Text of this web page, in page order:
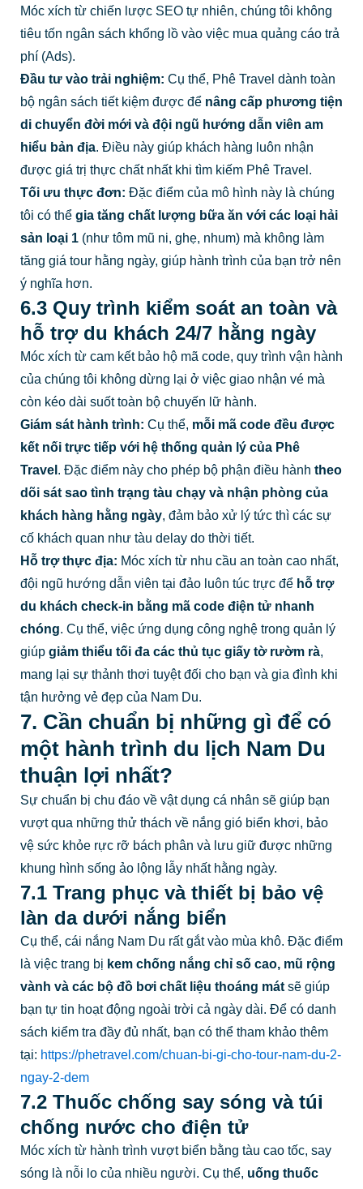
Móc xích từ chiến lược SEO tự nhiên, chúng tôi không
tiêu tốn ngân sách khổng lồ vào việc mua quảng cáo trả
phí (Ads).
Đầu tư vào trải nghiệm: Cụ thể, Phê Travel dành toàn
bộ ngân sách tiết kiệm được để nâng cấp phương tiện
di chuyển đời mới và đội ngũ hướng dẫn viên am
hiểu bản địa. Điều này giúp khách hàng luôn nhận
được giá trị thực chất nhất khi tìm kiếm Phê Travel.
Tối ưu thực đơn: Đặc điểm của mô hình này là chúng
tôi có thể gia tăng chất lượng bữa ăn với các loại hải
sản loại 1(như tôm mũ ni, ghẹ, nhum) mà không làm
tăng giá tour hằng ngày, giúp hành trình của bạn trở nên
ý nghĩa hơn.
6.3 Quy trình kiểm soát an toàn và
hỗ trợ du khách 24/7 hằng ngày
Móc xích từ cam kết bảo hộ mã code, quy trình vận hành
của chúng tôi không dừng lại ở việc giao nhận vé mà
còn kéo dài suốt toàn bộ chuyến lữ hành.
Giám sát hành trình: Cụ thể, mỗi mã code đều được
kết nối trực tiếp với hệ thống quản lý của Phê
Travel . Đặc điểm này cho phép bộ phận điều hành theo
dõi sát sao tình trạng tàu chạy và nhận phòng của
khách hàng hằng ngày, đảm bảo xử lý tức thì các sự
cố khách quan như tàu delay do thời tiết.
Hỗ trợ thực địa: Móc xích từ nhu cầu an toàn cao nhất,
đội ngũ hướng dẫn viên tại đảo luôn túc trực để hỗ trợ
du khách check-in bằng mã code điện tử nhanh
chóng. Cụ thể, việc ứng dụng công nghệ trong quản lý
giúp giảm thiểu tối đa các thủ tục giấy tờ rườm rà,
mang lại sự thảnh thơi tuyệt đối cho bạn và gia đình khi
tận hưởng vẻ đẹp của Nam Du.
7. Cần chuẩn bị những gì để có
một hành trình du lịch Nam Du
thuận lợi nhất?
Sự chuẩn bị chu đáo về vật dụng cá nhân sẽ giúp bạn
vượt qua những thử thách về nắng gió biển khơi, bảo
vệ sức khỏe rực rỡ bách phân và lưu giữ được những
khung hình sống ảo lộng lẫy nhất hằng ngày.
7.1 Trang phục và thiết bị bảo vệ
làn da dưới nắng biển
Cụ thể, cái nắng Nam Du rất gắt vào mùa khô. Đặc điểm
là việc trang bị kem chống nắng chỉ số cao, mũ rộng
vành và các bộ đồ bơi chất liệu thoáng mátsẽ giúp
bạn tự tin hoạt động ngoài trời cả ngày dài. Để có danh
sách kiểm tra đầy đủ nhất, bạn có thể tham khảo thêm
tại: https://phetravel.com/chuan-bi-gi-cho-tour-nam-du-2-
ngay-2-dem
7.2 Thuốc chống say sóng và túi
chống nước cho điện tử
Móc xích từ hành trình vượt biển bằng tàu cao tốc, say
sóng là nỗi lo của nhiều người. Cụ thể, uống thuốc